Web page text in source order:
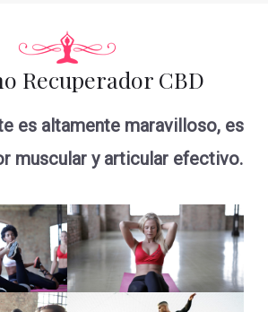
Recuperador CBD
es altamente maravilloso, es
muscular y articular efectivo.